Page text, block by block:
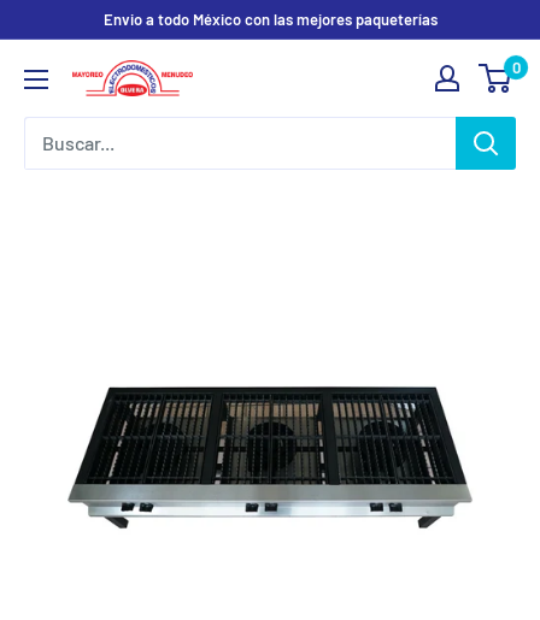
contenido
Envio a todo México con las mejores paqueterías
Electrodomesticos
0